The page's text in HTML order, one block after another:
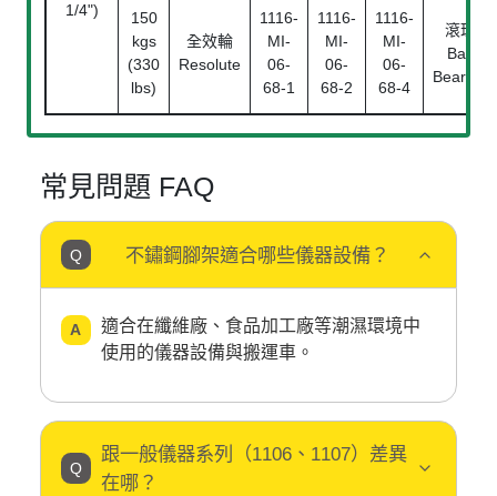
1/4")
150
kgs
(330
lbs)
全效輪
Resolute
1116-
MI-
06-
68-1
1116-
MI-
06-
68-2
1116-
MI-
06-
68-4
滾珠
Ball
Bearing
常見問題 FAQ
不鏽鋼腳架適合哪些儀器設備？
適合在纖維廠、食品加工廠等潮濕環境中
使用的儀器設備與搬運車。
跟一般儀器系列（1106、1107）差異
在哪？